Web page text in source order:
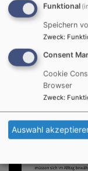
Funktional
Speichern
Zweck:
Consent
Cookie
Browser
Zweck:
Auswahl